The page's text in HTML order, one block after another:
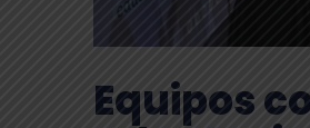
Equipos